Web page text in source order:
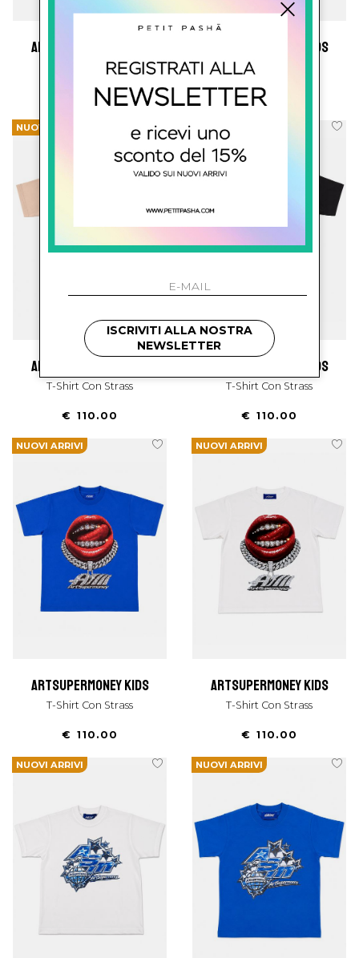
artsupermoney kids
T-Shirt Con Strass
€ 110.00
artsupermoney kids
T-Shirt Con Strass
€ 110.00
NUOVI ARRIVI
artsupermoney kids
T-Shirt Con Strass
€ 110.00
NUOVI ARRIVI
artsupermoney kids
T-Shirt Con Strass
€ 110.00
NUOVI ARRIVI
artsupermoney kids
T-Shirt Con Strass
€ 110.00
NUOVI ARRIVI
artsupermoney kids
T-Shirt Con Strass
€ 110.00
NUOVI ARRIVI NUOVI ARRIVI
ISCRIVITI ALLA NOSTRA
NEWSLETTER